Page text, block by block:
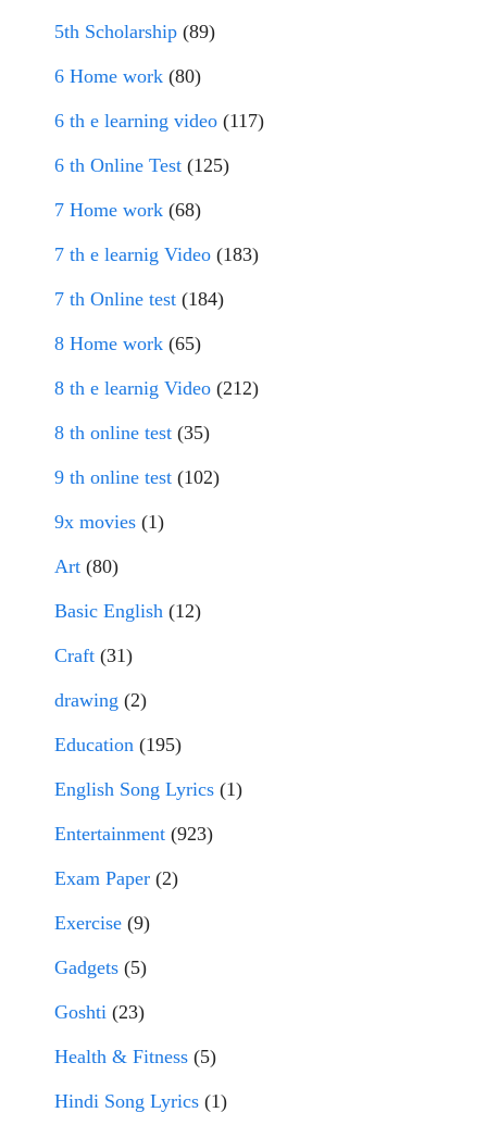
5th Scholarship (89)
6 Home work (80)
6 th e learning video (117)
6 th Online Test (125)
7 Home work (68)
7 th e learnig Video (183)
7 th Online test (184)
8 Home work (65)
8 th e learnig Video (212)
8 th online test (35)
9 th online test (102)
9x movies (1)
Art (80)
Basic English (12)
Craft (31)
drawing (2)
Education (195)
English Song Lyrics (1)
Entertainment (923)
Exam Paper (2)
Exercise (9)
Gadgets (5)
Goshti (23)
Health & Fitness (5)
Hindi Song Lyrics (1)